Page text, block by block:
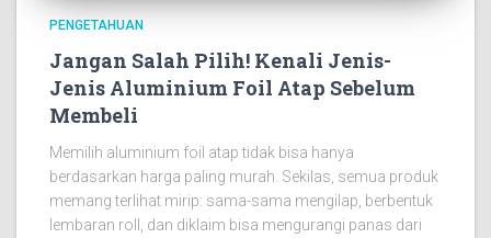
PENGETAHUAN
Jangan Salah Pilih! Kenali Jenis-
Jenis Aluminium Foil Atap Sebelum
Membeli
Memilih aluminium foil atap tidak bisa hanya
berdasarkan harga paling murah. Sekilas, semua produk
memang terlihat mirip: sama-sama mengilap, berbentuk
lembaran roll, dan diklaim bisa mengurangi panas dari